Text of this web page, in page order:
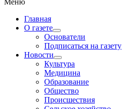
Меню
Главная
О газете
Основатели
Подписаться на газету
Новости
Культура
Медицина
Образование
Общество
Происшествия